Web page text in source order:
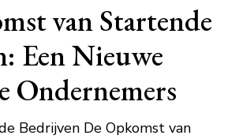
van Startende
Een Nieuwe
Ondernemers
Bedrijven De Opkomst van